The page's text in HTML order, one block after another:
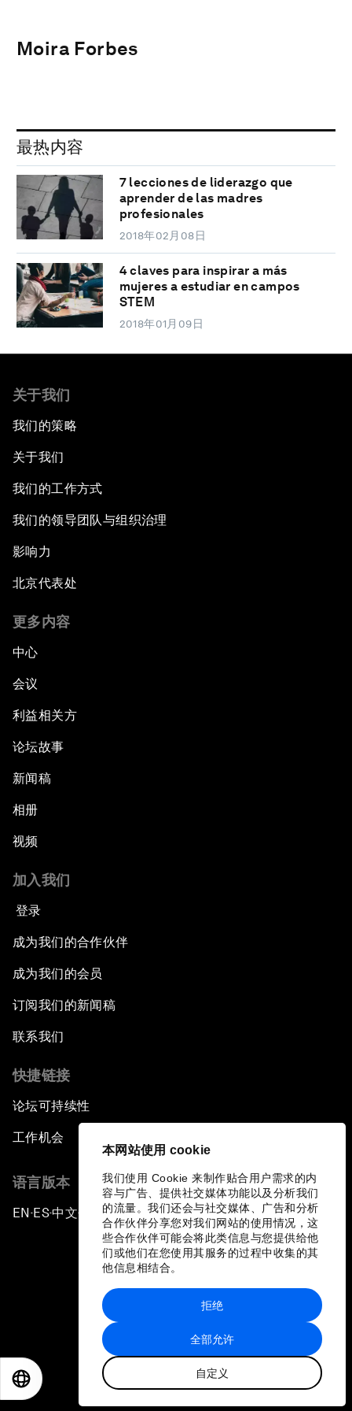
本网站使用 cookie
我们使用 Cookie 来制作贴合用户需求的内
容与广告、提供社交媒体功能以及分析我们
的流量。我们还会与社交媒体、广告和分析
合作伙伴分享您对我们网站的使用情况，这
些合作伙伴可能会将此类信息与您提供给他
们或他们在您使用其服务的过程中收集的其
他信息相结合。
全部允许
自定义
拒绝
Moira Forbes
最热内容
7 lecciones de liderazgo que
aprender de las madres
profesionales
2018年02月08日
4 claves para inspirar a más
mujeres a estudiar en campos
STEM
2018年01月09日
关于我们
我们的策略
关于我们
我们的工作方式
我们的领导团队与组织治理
影响力
北京代表处
更多内容
中心
会议
利益相关方
论坛故事
新闻稿
相册
视频
加入我们
登录
成为我们的合作伙伴
成为我们的会员
订阅我们的新闻稿
联系我们
快捷链接
论坛可持续性
工作机会
语言版本
EN ▪ ES▪中文▪ 日本語
站点地图
世界经济论坛